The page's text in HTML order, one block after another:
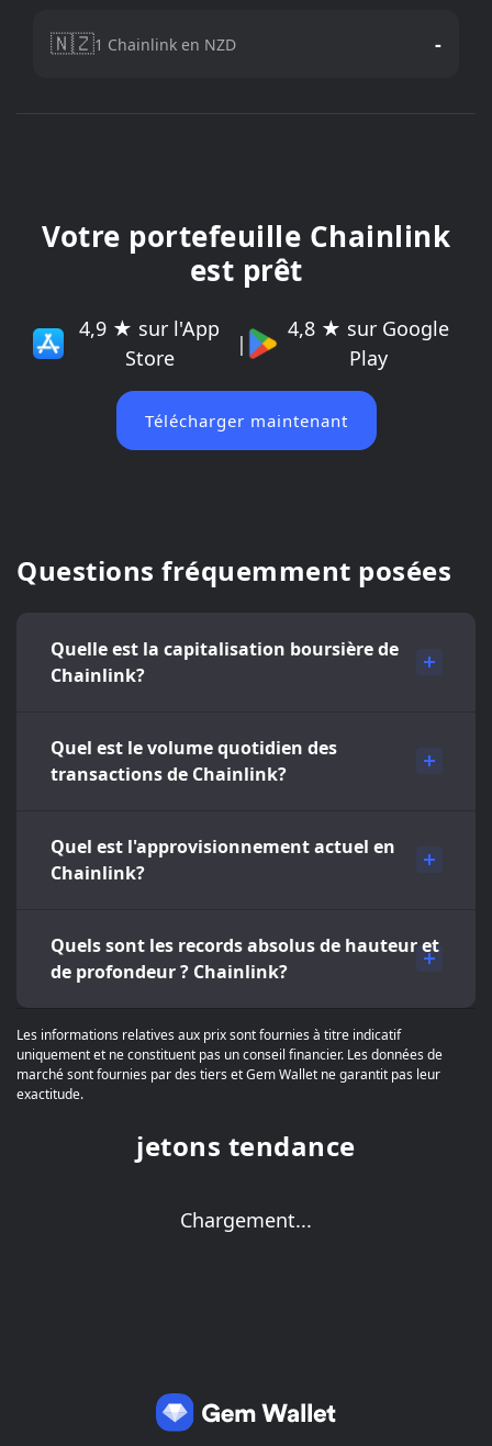
🇳🇿1 Chainlink en NZD -
Votre portefeuille Chainlink
est prêt
4,9 ★ sur l'App
Store
|
4,8 ★ sur Google
Play
Télécharger maintenant
Questions fréquemment posées
Quelle est la capitalisation boursière de
Chainlink?
Quel est le volume quotidien des
transactions de Chainlink?
Quel est l'approvisionnement actuel en
Chainlink?
Quels sont les records absolus de hauteur et
de profondeur ? Chainlink?
Les informations relatives aux prix sont fournies à titre indicatif
uniquement et ne constituent pas un conseil financier. Les données de
marché sont fournies par des tiers et Gem Wallet ne garantit pas leur
exactitude.
jetons tendance
Chargement...